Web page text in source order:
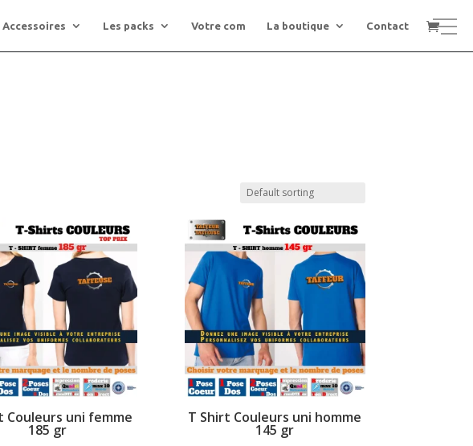
Les packs Votre com La boutique Contact
Couleurs uni femme
185 gr
T Shirt Couleurs uni homme
145 gr